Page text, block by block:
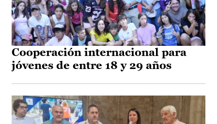
Cooperación internacional para
jóvenes de entre 18 y 29 años